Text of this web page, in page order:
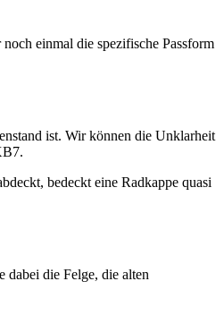
einmal die spezifische Passform
ist. Wir können die Unklarheit
bedeckt eine Radkappe quasi
dabei die Felge, die alten